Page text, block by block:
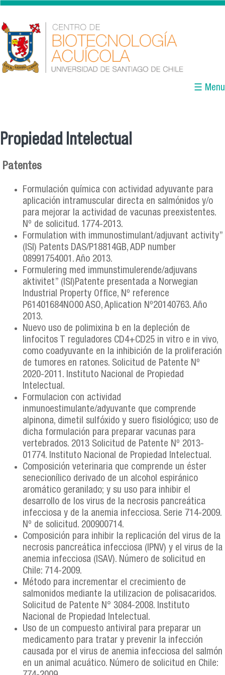
Pasar al contenido principal
☰ Menu
Se encuentra usted aquí
Propiedad Intelectual
Patentes
Formulación química con actividad adyuvante para
aplicación intramuscular directa en salmónidos y/o
para mejorar la actividad de vacunas preexistentes.
Nº de solicitud. 1774-2013.
Formulation with immunostimulant/adjuvant activity”
(ISI) Patents DAS/P18814GB, ADP number
08991754001. Año 2013.
Formulering med immunstimulerende/adjuvans
aktivitet” (ISI)Patente presentada a Norwegian
Industrial Property Office, Nº reference
P61401684NO00 ASO, Aplication Nº20140763. Año
2013.
Nuevo uso de polimixina b en la depleción de
linfocitos T reguladores CD4+CD25 in vitro e in vivo,
como coadyuvante en la inhibición de la proliferación
de tumores en ratones. Solicitud de Patente Nº
2020-2011. Instituto Nacional de Propiedad
Intelectual.
Formulacion con actividad
inmunoestimulante/adyuvante que comprende
alpinona, dimetil sulfóxido y suero fisiológico; uso de
dicha formulación para preparar vacunas para
vertebrados. 2013 Solicitud de Patente Nº 2013-
01774. Instituto Nacional de Propiedad Intelectual.
Composición veterinaria que comprende un éster
senecionílico derivado de un alcohol espiránico
aromático geranilado; y su uso para inhibir el
desarrollo de los virus de la necrosis pancreática
infecciosa y de la anemia infecciosa. Serie 714-2009.
Nº de solicitud. 200900714.
Composición para inhibir la replicación del virus de la
necrosis pancreática infecciosa (IPNV) y el virus de la
anemia infecciosa (ISAV). Número de solicitud en
Chile: 714-2009.
Método para incrementar el crecimiento de
salmonidos mediante la utilizacion de polisacaridos.
Solicitud de Patente N° 3084-2008. Instituto
Nacional de Propiedad Intelectual.
Uso de un compuesto antiviral para preparar un
medicamento para tratar y prevenir la infección
causada por el virus de anemia infecciosa del salmón
en un animal acuático. Número de solicitud en Chile: